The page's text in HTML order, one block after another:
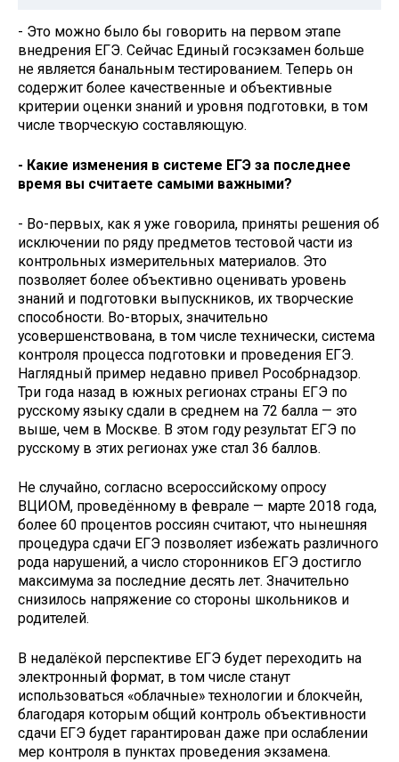
- Это можно было бы говорить на первом этапе
внедрения ЕГЭ. Сейчас Единый госэкзамен больше
не является банальным тестированием. Теперь он
содержит более качественные и объективные
критерии оценки знаний и уровня подготовки, в том
числе творческую составляющую.
- Какие изменения в системе ЕГЭ за последнее
время вы считаете самыми важными?
- Во-первых, как я уже говорила, приняты решения об
исключении по ряду предметов тестовой части из
контрольных измерительных материалов. Это
позволяет более объективно оценивать уровень
знаний и подготовки выпускников, их творческие
способности. Во-вторых, значительно
усовершенствована, в том числе технически, система
контроля процесса подготовки и проведения ЕГЭ.
Наглядный пример недавно привел Рособрнадзор.
Три года назад в южных регионах страны ЕГЭ по
русскому языку сдали в среднем на 72 балла — это
выше, чем в Москве. В этом году результат ЕГЭ по
русскому в этих регионах уже стал 36 баллов.
Не случайно, согласно всероссийскому опросу
ВЦИОМ, проведённому в феврале — марте 2018 года,
более 60 процентов россиян считают, что нынешняя
процедура сдачи ЕГЭ позволяет избежать различного
рода нарушений, а число сторонников ЕГЭ достигло
максимума за последние десять лет. Значительно
снизилось напряжение со стороны школьников и
родителей.
В недалёкой перспективе ЕГЭ будет переходить на
электронный формат, в том числе станут
использоваться «облачные» технологии и блокчейн,
благодаря которым общий контроль объективности
сдачи ЕГЭ будет гарантирован даже при ослаблении
мер контроля в пунктах проведения экзамена.